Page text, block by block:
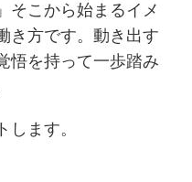
そこから始まるイメ
き方です。動き出す
悟を持って一歩踏み
ます。